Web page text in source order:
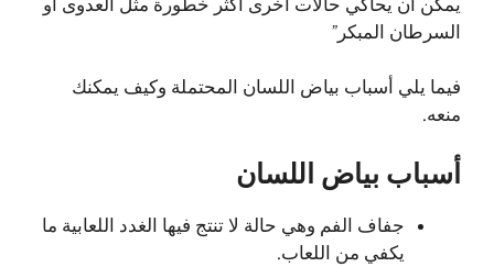
يمكن أن يحاكي حالات أخرى أكثر خطورة مثل العدوى أو
السرطان المبكر”
فيما يلي أسباب بياض اللسان المحتملة وكيف يمكنك
منعه.
أسباب بياض اللسان
جفاف الفم وهي حالة لا تنتج فيها الغدد اللعابية ما
يكفي من اللعاب.